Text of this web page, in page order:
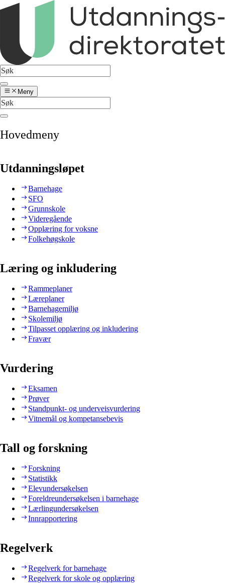
Meny
Hovedmeny
Utdanningsløpet
Barnehage
SFO
Grunnskole
Videregående
Opplæring for voksne
Folkehøgskole
Læring og inkludering
Rammeplaner
Læreplaner
Barnehagemiljø
Skolemiljø
Tilpasset opplæring og inkludering
Fravær
Vurdering
Eksamen
Prøver
Standpunkt- og underveisvurdering
Vitnemål og kompetansebevis
Tall og forskning
Forskning
Statistikk
Elevundersøkelsen
Foreldreundersøkelsen i barnehage
Lærlingundersøkelsen
Innrapportering
Regelverk
Regelverk for barnehage
Regelverk for skole og opplæring